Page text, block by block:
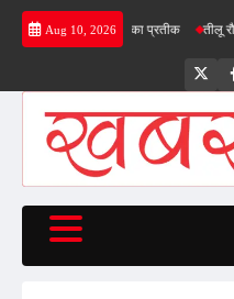
Skip
Aug 10, 2026
के स्वाभिमान का प्रतीक तीलू रौतेली